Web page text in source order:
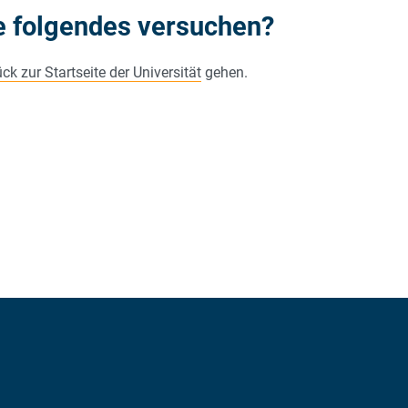
folgendes versuchen?
zur Startseite der Universität gehen.